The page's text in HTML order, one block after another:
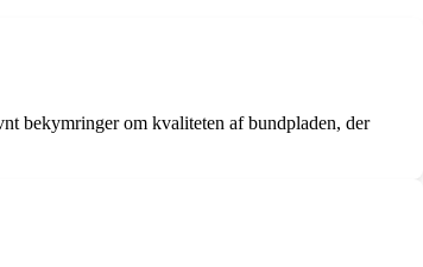
bekymringer om kvaliteten af bundpladen, der